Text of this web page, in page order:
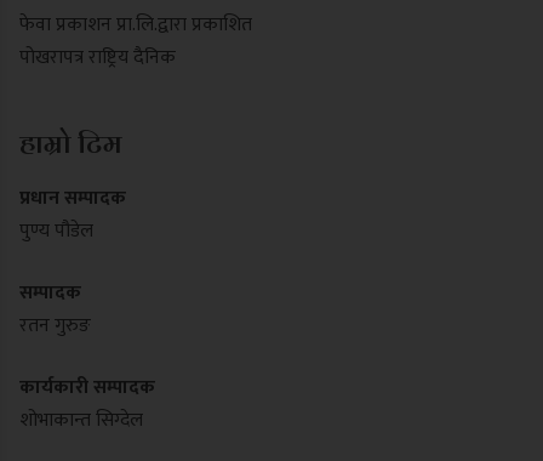
फेवा प्रकाशन प्रा.लि.द्वारा प्रकाशित
पोखरापत्र राष्ट्रिय दैनिक
हाम्रो टिम
प्रधान सम्पादक
पुण्य पौडेल
सम्पादक
रतन गुरुङ
कार्यकारी सम्पादक
शोभाकान्त सिग्देल